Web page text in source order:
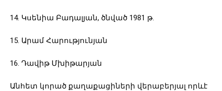
14․ Կսենիա Բադալյան, ծնված 1981 թ․
15․ Արամ Հարությունյան
16․ Դավիթ Մխիթարյան
Անհետ կորած քաղաքացիների վերաբերյալ որևէ